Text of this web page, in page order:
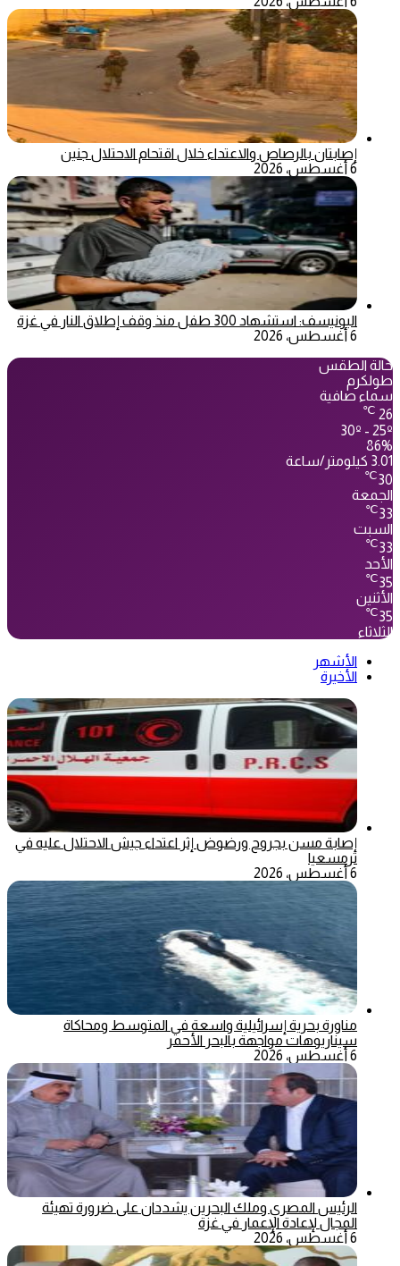
إصابتان بالرصاص والاعتداء خلال اقتحام الاحتلال جنين
6 أغسطس، 2026
اليونيسف: استشهاد 300 طفل منذ وقف إطلاق النار في غزة
6 أغسطس، 2026
حالة الطقس
طولكرم
سماء صافية
26
℃
30º - 25º
86%
3.01 كيلومتر/ساعة
30
℃
الجمعة
33
℃
السبت
33
℃
الأحد
35
℃
الأثنين
35
℃
الثلاثاء
الأشهر
الأخيرة
إصابة مسن بجروح ورضوض إثر اعتداء جيش الاحتلال عليه في
ترمسعيا
6 أغسطس، 2026
مناورة بحرية إسرائيلية واسعة في المتوسط ومحاكاة
سيناريوهات مواجهة بالبحر الأحمر
6 أغسطس، 2026
الرئيس المصري وملك البحرين يشددان على ضرورة تهيئة
المجال لإعادة الإعمار في غزة
6 أغسطس، 2026